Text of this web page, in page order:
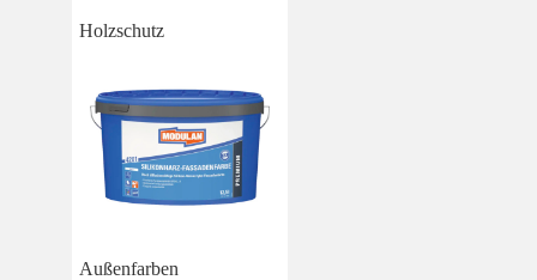
Holzschutz
Außenfarben